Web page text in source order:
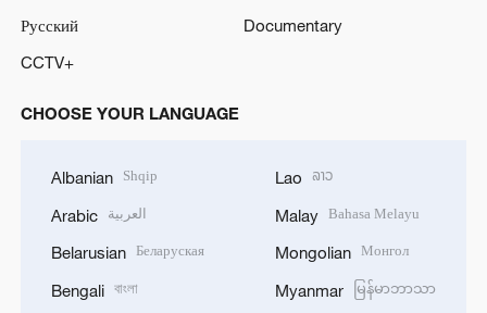
Русский
Documentary
CCTV+
CHOOSE YOUR LANGUAGE
Albanian Shqip
Arabic العربية
Belarusian Беларуская
Bengali বাংলা
Lao ລາວ
Malay Bahasa Melayu
Mongolian Монгол
Myanmar မြန်မာဘာသာ